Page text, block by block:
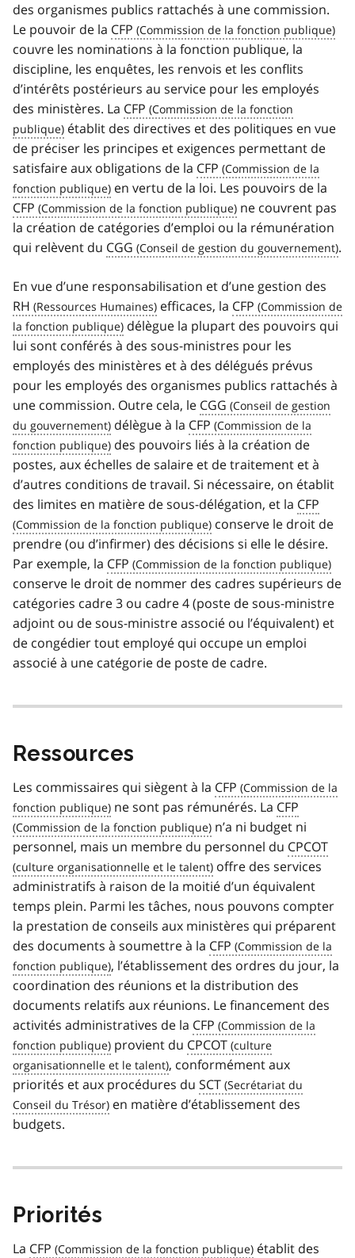
des organismes publics rattachés à une commission.
Le pouvoir de la CFP
couvre les nominations à la fonction publique, la
discipline, les enquêtes, les renvois et les conflits
d’intérêts postérieurs au service pour les employés
des ministères. La CFP
établit des directives et des politiques en vue
de préciser les principes et exigences permettant de
satisfaire aux obligations de la CFP
en vertu de la loi. Les pouvoirs de la
CFP
ne couvrent pas
la création de catégories d’emploi ou la rémunération
qui relèvent du CGG .
En vue d’une responsabilisation et d’une gestion des
RH
efficaces, la CFP
délègue la plupart des pouvoirs qui
lui sont conférés à des sous-ministres pour les
employés des ministères et à des délégués prévus
pour les employés des organismes publics rattachés à
une commission. Outre cela, le CGG
délègue à la CFP
des pouvoirs liés à la création de
postes, aux échelles de salaire et de traitement et à
d’autres conditions de travail. Si nécessaire, on établit
des limites en matière de sous-délégation, et la CFP
conserve le droit de
prendre (ou d’infirmer) des décisions si elle le désire.
Par exemple, la CFP
conserve le droit de nommer des cadres supérieurs de
catégories cadre 3 ou cadre 4 (poste de sous-ministre
adjoint ou de sous-ministre associé ou l’équivalent) et
de congédier tout employé qui occupe un emploi
associé à une catégorie de poste de cadre.
Ressources
Les commissaires qui siègent à la CFP
ne sont pas rémunérés. La CFP
n’a ni budget ni
personnel, mais un membre du personnel du CPCOT
offre des services
administratifs à raison de la moitié d’un équivalent
temps plein. Parmi les tâches, nous pouvons compter
la prestation de conseils aux ministères qui préparent
des documents à soumettre à la CFP
, l’établissement des ordres du jour, la
coordination des réunions et la distribution des
documents relatifs aux réunions. Le financement des
activités administratives de la CFP
provient du CPCOT
, conformément aux
priorités et aux procédures du SCT
en matière d’établissement des
budgets.
Priorités
La CFP
établit des